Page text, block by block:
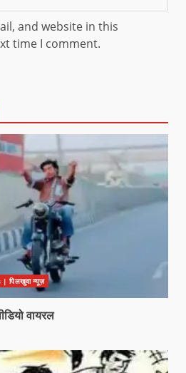
and website in this
time I comment.
पिलखुवा न्यूज़
वायरल